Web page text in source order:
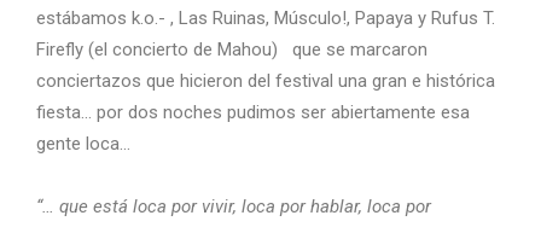
estábamos k.o.- , Las Ruinas, Músculo!, Papaya y Rufus T.
Firefly (el concierto de Mahou) que se marcaron
conciertazos que hicieron del festival una gran e histórica
fiesta… por dos noches pudimos ser abiertamente esa
gente loca…
“… que está loca por vivir, loca por hablar, loca por